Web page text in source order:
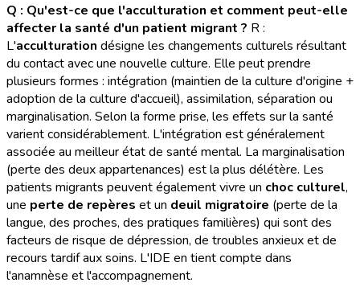
Q : Qu'est-ce que l'acculturation et comment peut-elle
affecter la santé d'un patient migrant ? R :
L'acculturation désigne les changements culturels résultant
du contact avec une nouvelle culture. Elle peut prendre
plusieurs formes : intégration (maintien de la culture d'origine +
adoption de la culture d'accueil), assimilation, séparation ou
marginalisation. Selon la forme prise, les effets sur la santé
varient considérablement. L'intégration est généralement
associée au meilleur état de santé mental. La marginalisation
(perte des deux appartenances) est la plus délétère. Les
patients migrants peuvent également vivre un choc culturel,
une perte de repères et un deuil migratoire (perte de la
langue, des proches, des pratiques familières) qui sont des
facteurs de risque de dépression, de troubles anxieux et de
recours tardif aux soins. L'IDE en tient compte dans
l'anamnèse et l'accompagnement.